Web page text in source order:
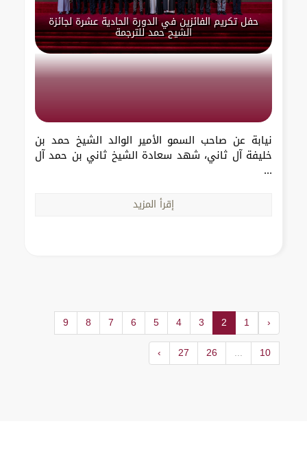
حفل تكريم الفائزين في الدورة الحادية عشرة لجائزة
الشيح حمد للترجمة
نيابة عن صاحب السمو الأمير الوالد الشيخ حمد بن
خليفة آل ثاني، شهد سعادة الشيخ ثاني بن حمد آل
...
إقرأ المزيد
‹
1
2
3
4
5
6
7
8
9
10
...
26
27
›